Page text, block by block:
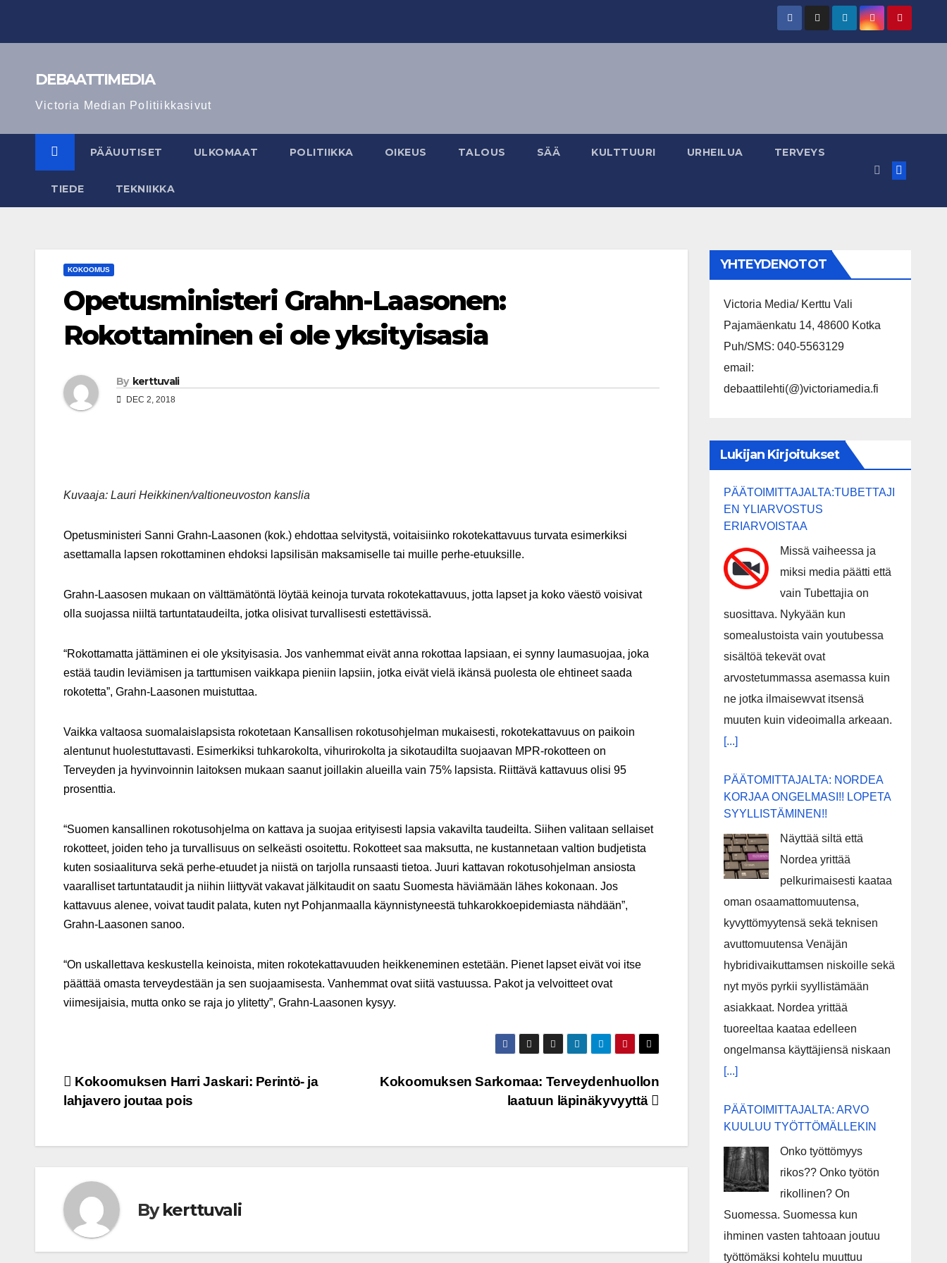
DEBAATTIMEDIA
Victoria Median Politiikkasivut
PÄÄUUTISET ULKOMAAT POLITIIKKA OIKEUS TALOUS SÄÄ KULTTUURI URHEILUA TERVEYS
TIEDE TEKNIIKKA
KOKOOMUS
Opetusministeri Grahn-Laasonen:
Rokottaminen ei ole yksityisasia
By kerttuvali
DEC 2, 2018
Kuvaaja: Lauri Heikkinen/valtioneuvoston kanslia
Opetusministeri Sanni Grahn-Laasonen (kok.) ehdottaa selvitystä, voitaisiinko rokotekattavuus turvata esimerkiksi
asettamalla lapsen rokottaminen ehdoksi lapsilisän maksamiselle tai muille perhe-etuuksille.
Grahn-Laasosen mukaan on välttämätöntä löytää keinoja turvata rokotekattavuus, jotta lapset ja koko väestö voisivat
olla suojassa niiltä tartuntataudeilta, jotka olisivat turvallisesti estettävissä.
“Rokottamatta jättäminen ei ole yksityisasia. Jos vanhemmat eivät anna rokottaa lapsiaan, ei synny laumasuojaa, joka
estää taudin leviämisen ja tarttumisen vaikkapa pieniin lapsiin, jotka eivät vielä ikänsä puolesta ole ehtineet saada
rokotetta”, Grahn-Laasonen muistuttaa.
Vaikka valtaosa suomalaislapsista rokotetaan Kansallisen rokotusohjelman mukaisesti, rokotekattavuus on paikoin
alentunut huolestuttavasti. Esimerkiksi tuhkarokolta, vihurirokolta ja sikotaudilta suojaavan MPR-rokotteen on
Terveyden ja hyvinvoinnin laitoksen mukaan saanut joillakin alueilla vain 75% lapsista. Riittävä kattavuus olisi 95
prosenttia.
“Suomen kansallinen rokotusohjelma on kattava ja suojaa erityisesti lapsia vakavilta taudeilta. Siihen valitaan sellaiset
rokotteet, joiden teho ja turvallisuus on selkeästi osoitettu. Rokotteet saa maksutta, ne kustannetaan valtion budjetista
kuten sosiaaliturva sekä perhe-etuudet ja niistä on tarjolla runsaasti tietoa. Juuri kattavan rokotusohjelman ansiosta
vaaralliset tartuntataudit ja niihin liittyvät vakavat jälkitaudit on saatu Suomesta häviämään lähes kokonaan. Jos
kattavuus alenee, voivat taudit palata, kuten nyt Pohjanmaalla käynnistyneestä tuhkarokkoepidemiasta nähdään”,
Grahn-Laasonen sanoo.
“On uskallettava keskustella keinoista, miten rokotekattavuuden heikkeneminen estetään. Pienet lapset eivät voi itse
päättää omasta terveydestään ja sen suojaamisesta. Vanhemmat ovat siitä vastuussa. Pakot ja velvoitteet ovat
viimesijaisia, mutta onko se raja jo ylitetty”, Grahn-Laasonen kysyy.
Post
navigation
Kokoomuksen Sarkomaa: Terveydenhuollon
laatuun läpinäkyvyyttä
Kokoomuksen Harri Jaskari: Perintö- ja
lahjavero joutaa pois
Bykerttuvali
YHTEYDENOTOT
Victoria Media/ Kerttu Vali
Pajamäenkatu 14, 48600 Kotka
Puh/SMS: 040-5563129
email:
debaattilehti(@)victoriamedia.fi
Lukijan Kirjoitukset
PÄÄTOIMITTAJALTA:TUBETTAJI
EN YLIARVOSTUS
ERIARVOISTAA
Missä vaiheessa ja
miksi media päätti että
vain Tubettajia on
suosittava. Nykyään kun
somealustoista vain youtubessa
sisältöä tekevät ovat
arvostetummassa asemassa kuin
ne jotka ilmaisewvat itsensä
muuten kuin videoimalla arkeaan.
[...]
PÄÄTOMITTAJALTA: NORDEA
KORJAA ONGELMASI!! LOPETA
SYYLLISTÄMINEN!!
Näyttää siltä että
Nordea yrittää
pelkurimaisesti kaataa
oman osaamattomuutensa,
kyvyttömyytensä sekä teknisen
avuttomuutensa Venäjän
hybridivaikuttamsen niskoille sekä
nyt myös pyrkii syyllistämään
asiakkaat. Nordea yrittää
tuoreeltaa kaataa edelleen
ongelmansa käyttäjiensä niskaan
[...]
PÄÄTOIMITTAJALTA: ARVO
KUULUU TYÖTTÖMÄLLEKIN
Onko työttömyys
rikos?? Onko työtön
rikollinen? On
Suomessa. Suomessa kun
ihminen vasten tahtoaan joutuu
työttömäksi kohtelu muuttuu